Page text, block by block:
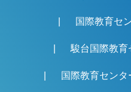
国際教育セ
駿台国際教育
国際教育セン